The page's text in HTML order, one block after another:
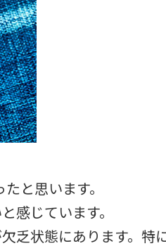
と思います。
感じています。
乏状態にあります。